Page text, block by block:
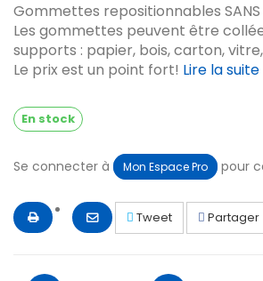
Gommettes repositionnables SANS
Les gommettes peuvent être
supports : papier, bois, carton,
Le prix est un point fort! Lire la suite
En stock
Se connecter à Mon Espace Pro pour
Tweet Partager